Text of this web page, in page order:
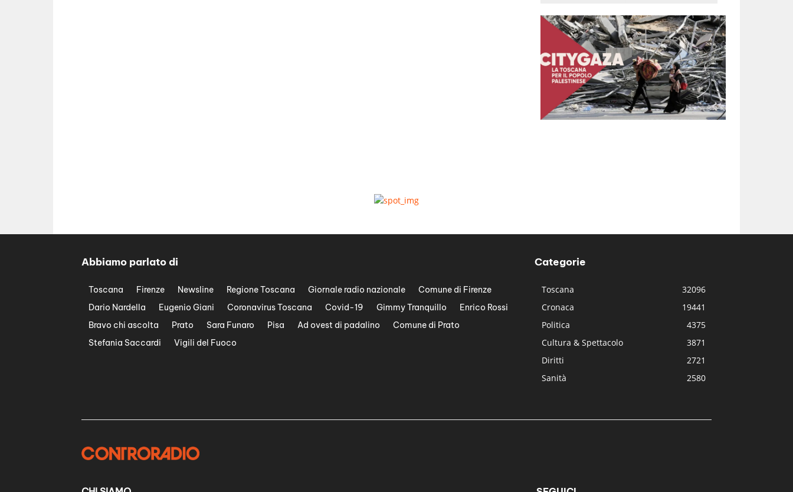
Abbiamo parlato di
Toscana Firenze Newsline Regione Toscana Giornale radio nazionale
Comune di Firenze
Dario Nardella
Eugenio Giani Coronavirus Toscana Covid-19 Gimmy Tranquillo
Enrico Rossi
Bravo chi ascolta
Prato Sara Funaro Pisa Ad ovest di padalino
Comune di Prato
Stefania Saccardi
Vigili del Fuoco
Categorie
Toscana
32096
Cronaca
19441
Politica
4375
Cultura & Spettacolo
3871
Diritti
2721
Sanità
2580